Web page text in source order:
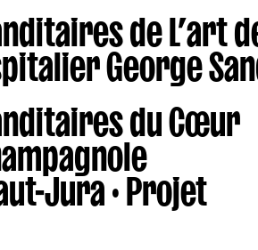
de L’art
George
du Cœur
Jura · Projet